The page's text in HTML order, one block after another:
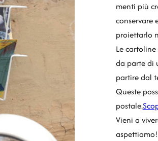
menti più
conservare
proiettarlo
Le
da parte di
partire dal
Queste
postale.
Vieni a
aspettiamo!